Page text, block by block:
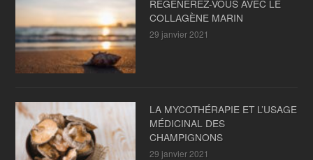
RÉGÉNÉREZ-VOUS AVEC LE
COLLAGÈNE MARIN
29 janvier 2021
LA MYCOTHÉRAPIE ET L’USAGE
MÉDICINAL DES
CHAMPIGNONS
29 janvier 2021